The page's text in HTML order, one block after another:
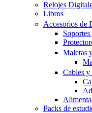
Relojes
Libros
Accesorios de
Maletas
Cables y
Packs de